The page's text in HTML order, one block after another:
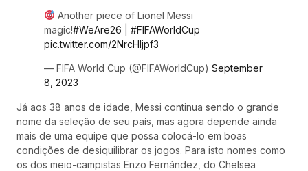
Another piece of Lionel Messi
magic!#WeAre26
#FIFAWorldCup
pic.twitter.com/2NrcHljpf3
— FIFA World Cup (@FIFAWorldCup) September
8, 2023
Já aos 38 anos de idade, Messi continua sendo o grande
nome da seleção de seu país, mas agora depende ainda
mais de uma equipe que possa colocá-lo em boas
condições de desiquilibrar os jogos. Para isto nomes como
os dos meio-campistas Enzo Fernández, do Chelsea